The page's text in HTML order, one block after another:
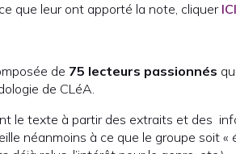
que leur ont apporté la note, cliquer ICI
de 75 lecteurs passionnés
de CLéA.
le texte à partir des extraits et des
néanmoins à ce que le groupe soit